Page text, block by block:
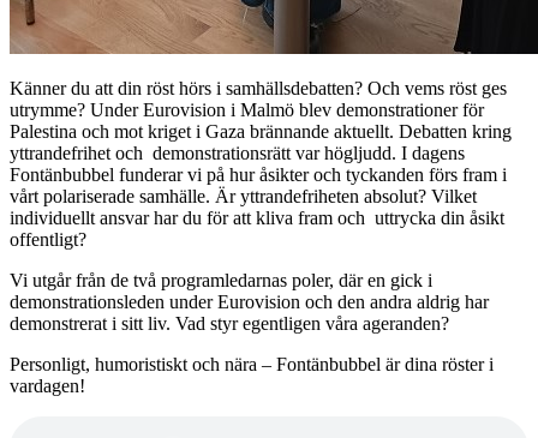
Känner du att din röst hörs i samhällsdebatten? Och vems röst ges
utrymme? Under Eurovision i Malmö blev demonstrationer för
Palestina och mot kriget i Gaza brännande aktuellt. Debatten kring
yttrandefrihet och demonstrationsrätt var högljudd. I dagens
Fontänbubbel funderar vi på hur åsikter och tyckanden förs fram i
vårt polariserade samhälle. Är yttrandefriheten absolut? Vilket
individuellt ansvar har du för att kliva fram och uttrycka din åsikt
offentligt?
Vi utgår från de två programledarnas poler, där en gick i
demonstrationsleden under Eurovision och den andra aldrig har
demonstrerat i sitt liv. Vad styr egentligen våra ageranden?
Personligt, humoristiskt och nära – Fontänbubbel är dina röster i
vardagen!